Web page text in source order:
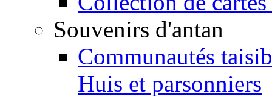
Souvenirs d'antan
Communautés
Huis et parsonniers